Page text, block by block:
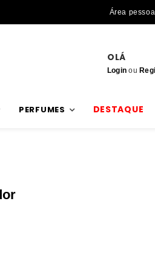
Trabalhamos com stock
Área
OLÁ
Login ou
PERFUMES DESTAQUE